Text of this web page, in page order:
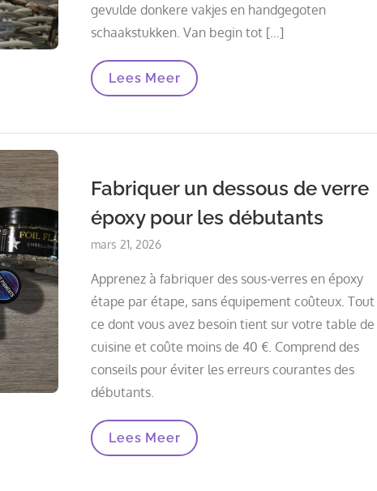
gevulde donkere vakjes en handgegoten
schaakstukken. Van begin tot […]
Fabriquer
Chene
De
Gravure
Laser
Aux
Moulees
Lees Meer
Fabriquer un dessous de verre
époxy pour les débutants
Posted
mars 21, 2026
Apprenez à fabriquer des sous-verres en époxy
étape par étape, sans équipement coûteux. Tout
ce dont vous avez besoin tient sur votre table de
cuisine et coûte moins de 40 €. Comprend des
conseils pour éviter les erreurs courantes des
débutants.
Fabriquer
Lees Meer